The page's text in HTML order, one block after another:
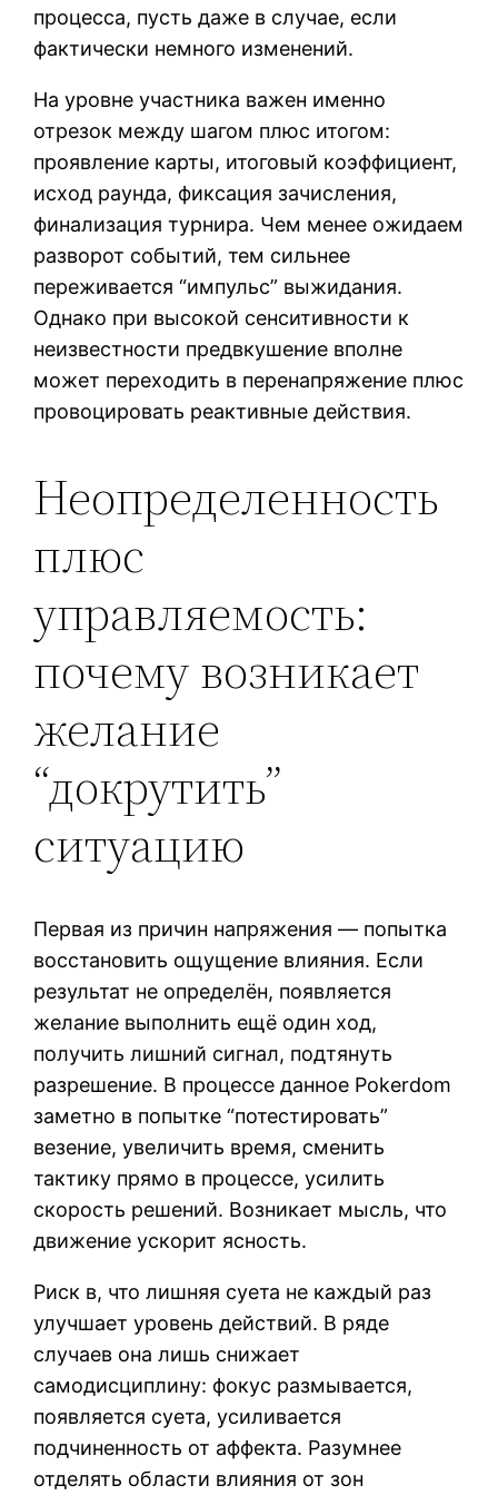
процесса, пусть даже в случае, если
фактически немного изменений.
На уровне участника важен именно
отрезок между шагом плюс итогом:
проявление карты, итоговый коэффициент,
исход раунда, фиксация зачисления,
финализация турнира. Чем менее ожидаем
разворот событий, тем сильнее
переживается “импульс” выжидания.
Однако при высокой сенситивности к
неизвестности предвкушение вполне
может переходить в перенапряжение плюс
провоцировать реактивные действия.
Неопределенность
плюс
управляемость:
почему возникает
желание
“докрутить”
ситуацию
Первая из причин напряжения — попытка
восстановить ощущение влияния. Если
результат не определён, появляется
желание выполнить ещё один ход,
получить лишний сигнал, подтянуть
разрешение. В процессе данное Pokerdom
заметно в попытке “потестировать”
везение, увеличить время, сменить
тактику прямо в процессе, усилить
скорость решений. Возникает мысль, что
движение ускорит ясность.
Риск в, что лишняя суета не каждый раз
улучшает уровень действий. В ряде
случаев она лишь снижает
самодисциплину: фокус размывается,
появляется суета, усиливается
подчиненность от аффекта. Разумнее
отделять области влияния от зон